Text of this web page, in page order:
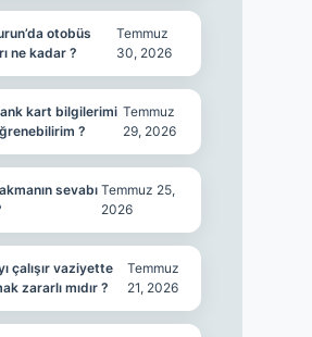
otobüs
ne kadar ?
Temmuz
30, 2026
kart bilgilerimi
?
Temmuz
29, 2026
sevabı Temmuz 25,
2026
çalışır vaziyette
zararlı mıdır ?
Temmuz
21, 2026